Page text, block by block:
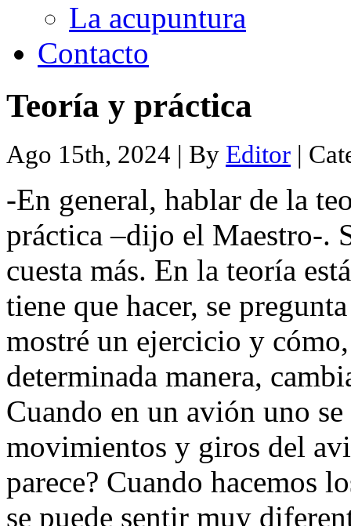
La acupuntura
Contacto
Teoría y práctica
Ago 15th, 2024 | By Editor |
-En general, hablar de la
práctica –dijo el Maestro-.
cuesta más. En la teoría
tiene que hacer, se
mostré un ejercicio y
determinada manera,
Cuando en un avión uno
movimientos y giros del
parece? Cuando hacemos
se puede sentir muy